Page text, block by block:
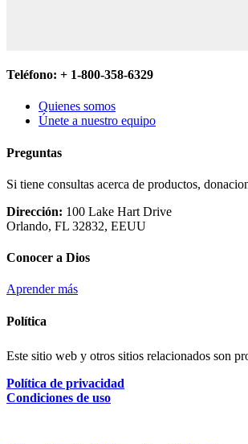
Teléfono: + 1-800-358-6329
Quienes somos
Únete a nuestro equipo
Preguntas
Si tiene consultas acerca de productos,
Dirección: 100 Lake Hart Drive
Orlando, FL 32832, EEUU
Conocer a Dios
Aprender más
Política
Este sitio web y otros sitios relacionados son
Política de privacidad
Condiciones de uso